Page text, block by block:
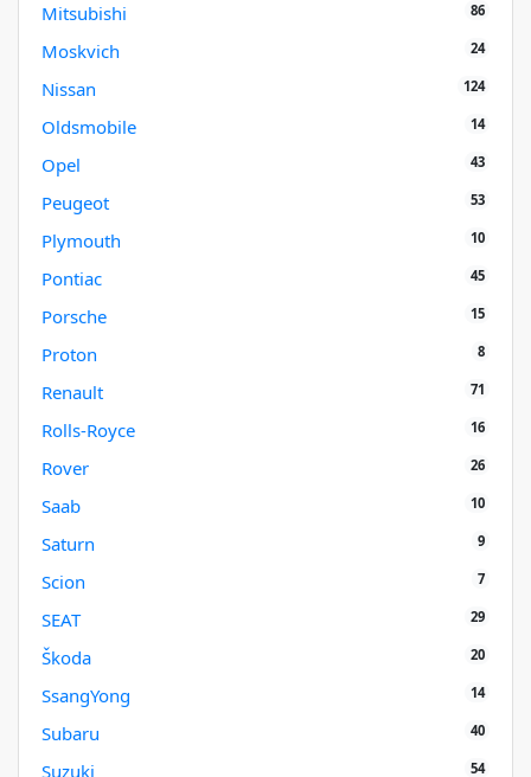
Mitsubishi 86
Moskvich 24
Nissan 124
Oldsmobile 14
Opel 43
Peugeot 53
Plymouth 10
Pontiac 45
Porsche 15
Proton 8
Renault 71
Rolls-Royce 16
Rover 26
Saab 10
Saturn 9
Scion 7
SEAT 29
Škoda 20
SsangYong 14
Subaru 40
Suzuki 54